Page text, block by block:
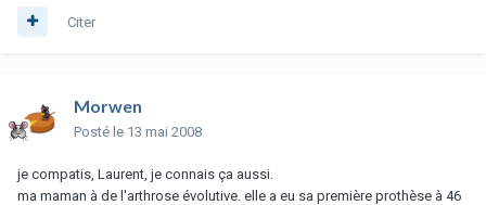
Citer
Morwen
Posté le 13 mai 2008
je compatis, Laurent, je connais ça aussi.
ma maman à de l'arthrose évolutive. elle a eu sa première prothèse à 46